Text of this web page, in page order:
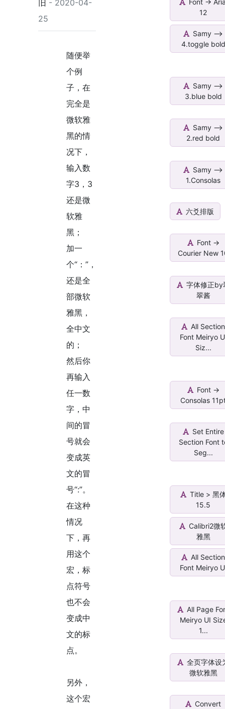
旧 - 2020-04-
25
随便举
个例
子，在
完全是
微软雅
黑的情
况下，
输入数
字3，3
还是微
软雅
黑；
加一
个“：”，
还是全
部微软
雅黑，
全中文
的；
然后你
再输入
任一数
字，中
间的冒
号就会
变成英
文的冒
号“:”。
在这种
情况
下，再
用这个
宏，标
点符号
也不会
变成中
文的标
点。
另外，
这个宏
Font ->
12
Samy -->
4.toggle bold
Samy -->
3.blue bold
Samy -->
2.red bold
Samy -->
1.Consolas
六爻排版
Font ->
Courier New
字体修正by
翠酱
All Section
Font Meiryo
Siz...
Font ->
Consolas
Set Entire
Section Font
Seg...
Title > 黑
15.5
Calibri2微
雅黑
All Section
Font Meiryo
All Page
Meiryo UI
1...
全页字体设
微软雅黑
Convert